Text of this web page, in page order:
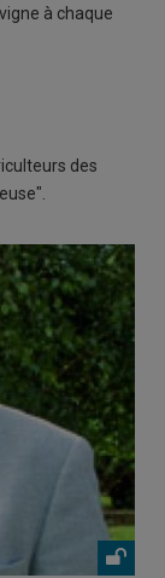
à chaque
des